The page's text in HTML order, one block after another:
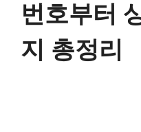
번호부터
지 총정리